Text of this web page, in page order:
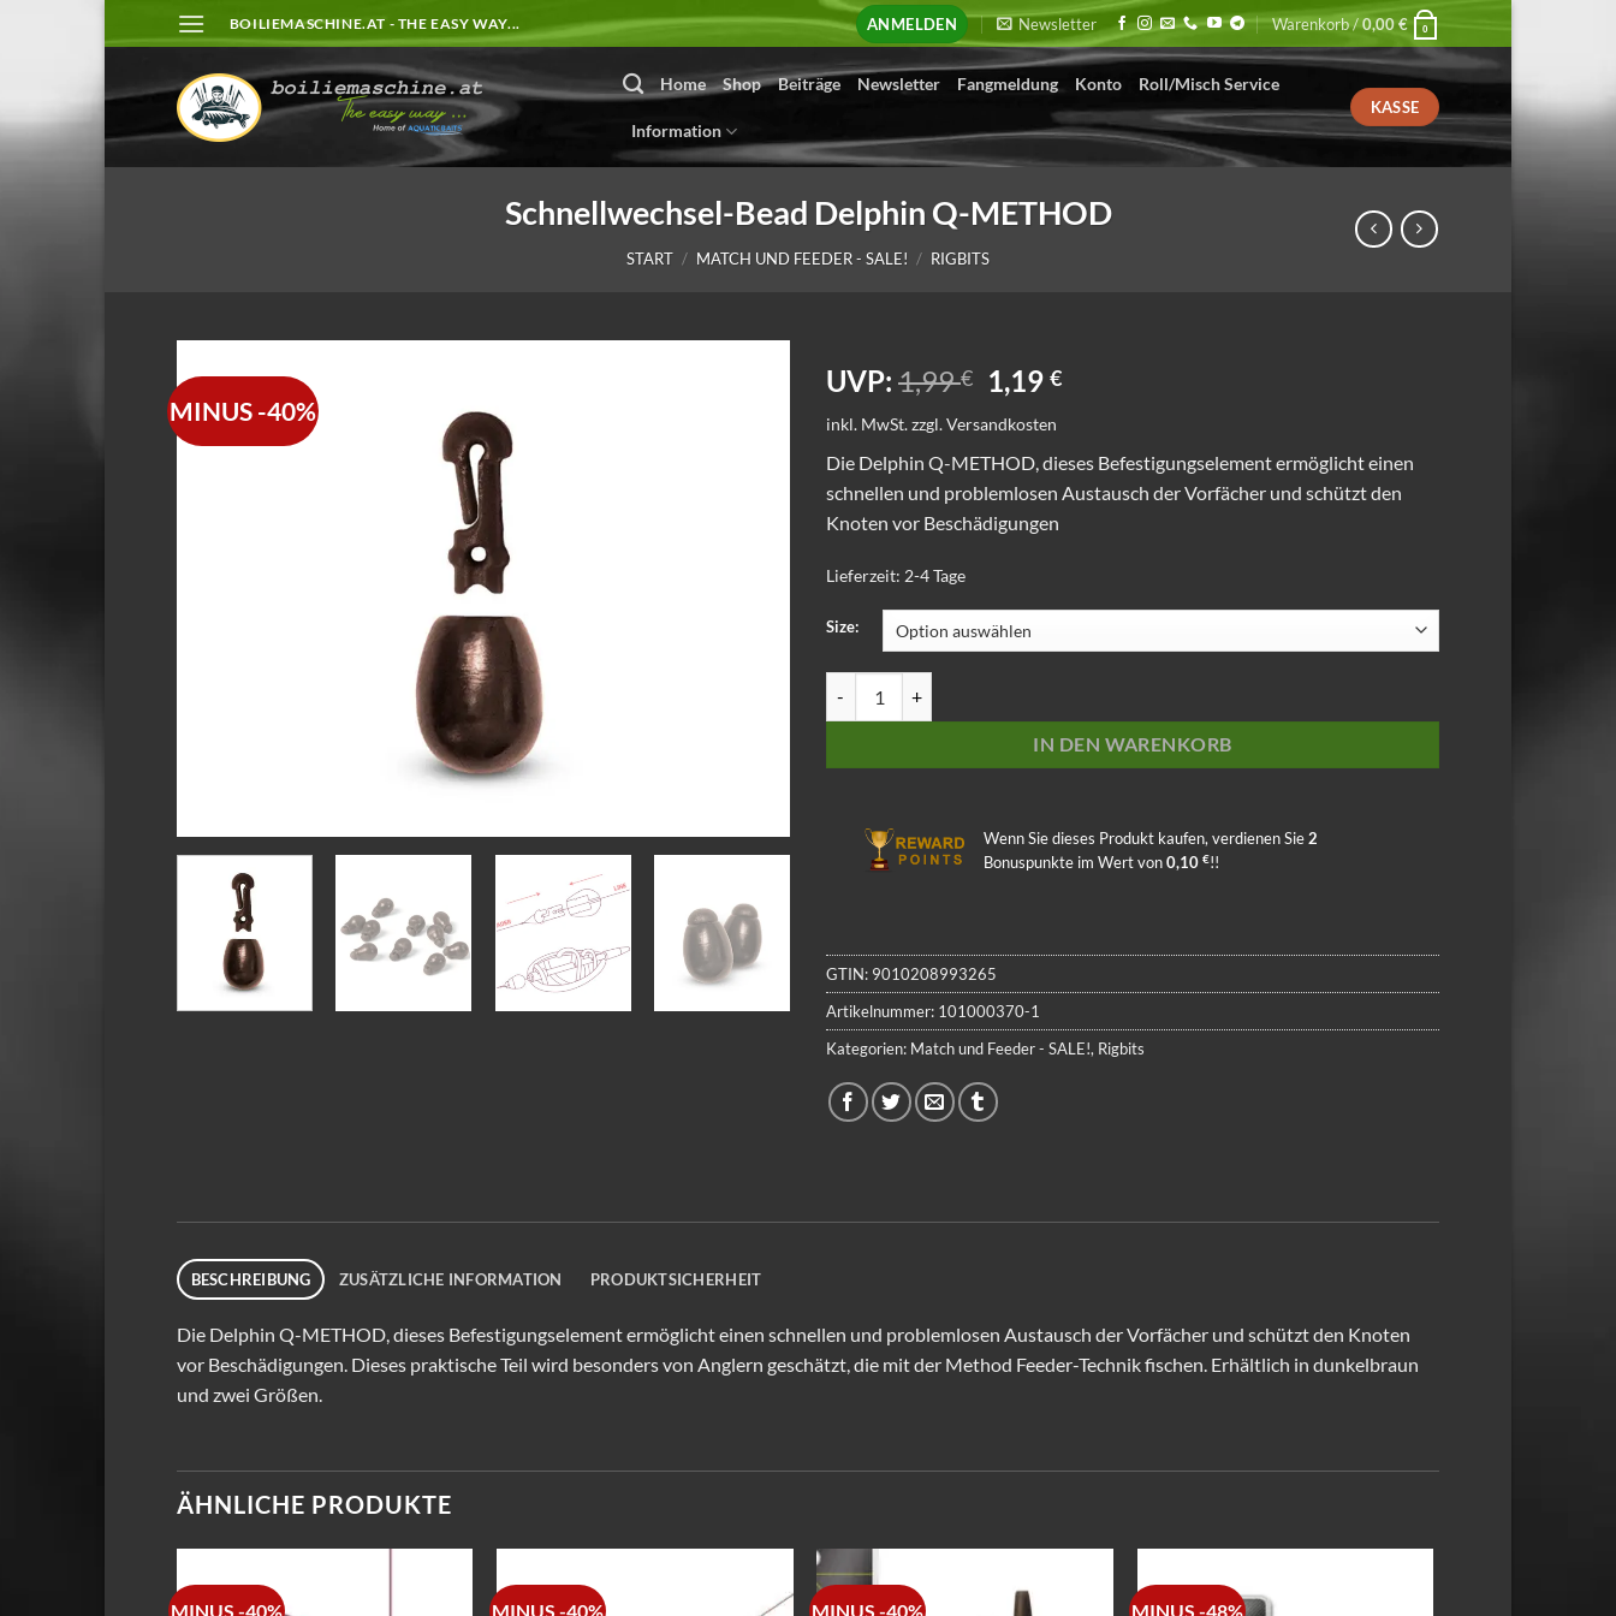
Inhalt
BOILIEMASCHINE.AT - THE EASY WAY... ANMELDEN Newsletter Warenkorb /0,00€ 0
Home Shop Beiträge Newsletter Fangmeldung Konto Roll/Misch Service
Information
KASSE
Schnellwechsel-Bead Delphin Q-METHOD
START / MATCH UND FEEDER - SALE! / RIGBITS
MINUS -40%
UVP: 1,99€
Ursprünglicher
Preis
war:
1,99 €
1,19€Aktueller
1,19 €.
inkl. MwSt.zzgl.Versandkosten
Die Delphin Q-METHOD, dieses Befestigungselement ermöglicht einen
schnellen und problemlosen Austausch der Vorfächer und schützt den
Knoten vor Beschädigungen
Lieferzeit: 2-4 Tage
Size:
IN DEN WARENKORB
Wenn Sie dieses Produkt kaufen, verdienen Sie2
Bonuspunkte im Wert von0,10 €!!
GTIN: 9010208993265
Artikelnummer: 101000370-1
Kategorien: Match und Feeder - SALE!, Rigbits
BESCHREIBUNG ZUSÄTZLICHE INFORMATION PRODUKTSICHERHEIT
Die Delphin Q-METHOD, dieses Befestigungselement ermöglicht einen schnellen und problemlosen Austausch der Vorfächer und schützt den Knoten
vor Beschädigungen. Dieses praktische Teil wird besonders von Anglern geschätzt, die mit der Method Feeder-Technik fischen. Erhältlich in dunkelbraun
und zwei Größen.
ÄHNLICHE PRODUKTE
MINUS -40% MINUS -40% MINUS -40% MINUS -48%